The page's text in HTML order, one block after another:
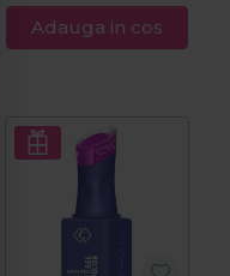
Adauga in cos